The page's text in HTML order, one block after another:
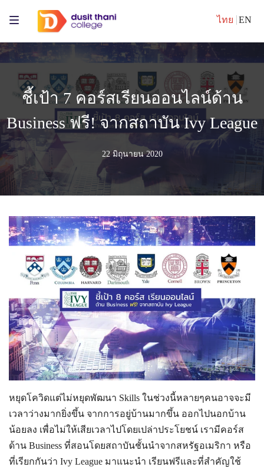
ไทย EN
ชี้เป้า 7 คอร์สเรียนออนไลน์ด้าน
Business ฟรี! จากสถาบัน Ivy League
22 มิถุนายน 2020
หยุดโควิดแต่ไม่หยุดพัฒนา Skills ในช่วงนี้หลายๆคนอาจจะมี
เวลาว่างมากยิ่งขึ้น จากการอยู่บ้านมากขึ้น ออกไปนอกบ้าน
น้อยลง เพื่อไม่ให้เสียเวลาไปโดยเปล่าประโยชน์ เรามีคอร์ส
ด้าน Business ที่สอนโดยสถาบันชั้นนำจากสหรัฐอเมริกา หรือ
ที่เรียกกันว่า Ivy League มาแนะนำ เรียนฟรีและที่สำคัญใช้